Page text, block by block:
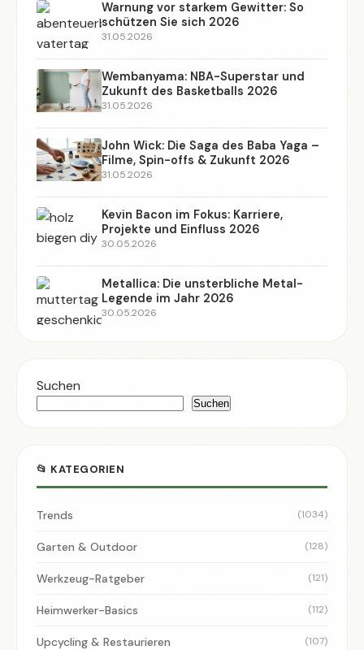
Warnung vor starkem Gewitter: So
schützen Sie sich 2026
31.05.2026
Wembanyama: NBA-Superstar und
Zukunft des Basketballs 2026
31.05.2026
John Wick: Die Saga des Baba Yaga –
Filme, Spin-offs & Zukunft 2026
31.05.2026
Kevin Bacon im Fokus: Karriere,
Projekte und Einfluss 2026
30.05.2026
Metallica: Die unsterbliche Metal-
Legende im Jahr 2026
30.05.2026
Suchen
Suchen
📂 KATEGORIEN
Trends (1034)
Garten & Outdoor (128)
Werkzeug-Ratgeber (121)
Heimwerker-Basics (112)
Upcycling & Restaurieren (107)